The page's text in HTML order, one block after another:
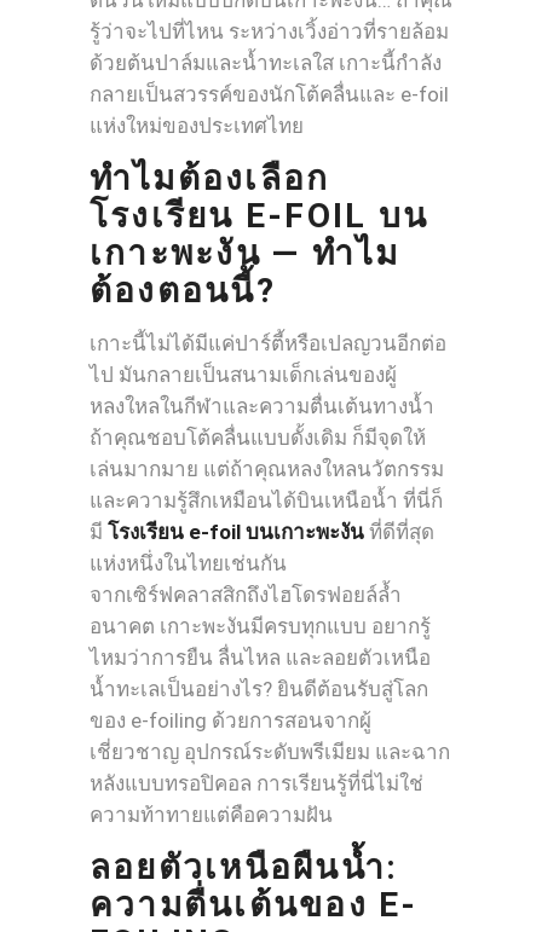
รู้ว่าจะไปที่ไหน ระหว่างเวิ้งอ่าวที่รายล้อม
ด้วยต้นปาล์มและน้ำทะเลใส เกาะนี้กำลัง
กลายเป็นสวรรค์ของนักโต้คลื่นและ e-foil
แห่งใหม่ของประเทศไทย
ทำไมต้องเลือก
โรงเรียน E-FOIL บน
เกาะพะงัน — ทำไม
ต้องตอนนี้?
เกาะนี้ไม่ได้มีแค่ปาร์ตี้หรือเปลญวนอีกต่อ
ไป มันกลายเป็นสนามเด็กเล่นของผู้
หลงใหลในกีฬาและความตื่นเต้นทางน้ำ
ถ้าคุณชอบโต้คลื่นแบบดั้งเดิม ก็มีจุดให้
เล่นมากมาย แต่ถ้าคุณหลงใหลนวัตกรรม
และความรู้สึกเหมือนได้บินเหนือน้ำ ที่นี่ก็
มี โรงเรียน e-foil บนเกาะพะงัน ที่ดีที่สุด
แห่งหนึ่งในไทยเช่นกัน
จากเซิร์ฟคลาสสิกถึงไฮโดรฟอยล์ล้ำ
อนาคต เกาะพะงันมีครบทุกแบบ อยากรู้
ไหมว่าการยืน ลื่นไหล และลอยตัวเหนือ
น้ำทะเลเป็นอย่างไร? ยินดีต้อนรับสู่โลก
ของ e-foiling ด้วยการสอนจากผู้
เชี่ยวชาญ อุปกรณ์ระดับพรีเมียม และฉาก
หลังแบบทรอปิคอล การเรียนรู้ที่นี่ไม่ใช่
ความท้าทายแต่คือความฝัน
ลอยตัวเหนือผืนน้ำ:
ความตื่นเต้นของ E-